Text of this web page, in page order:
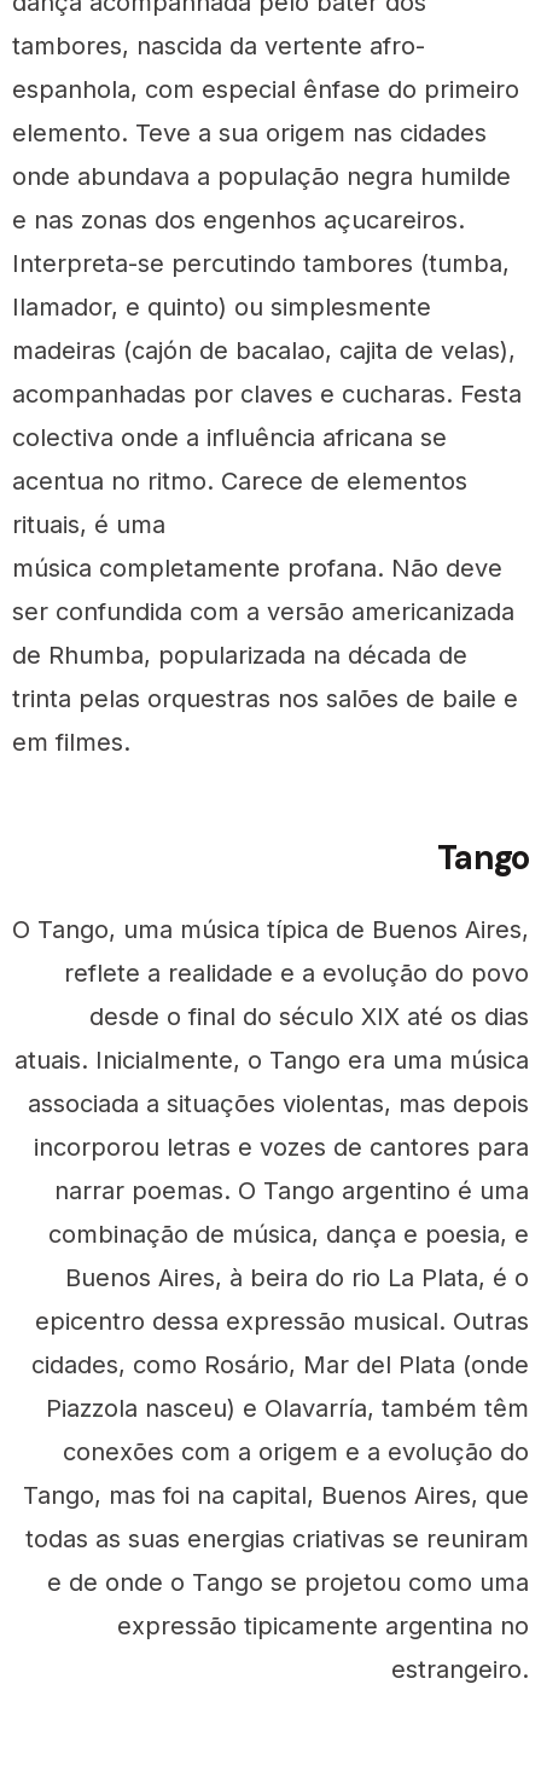
tambores, nascida da vertente afro-
espanhola, com especial ênfase do primeiro
elemento. Teve a sua origem nas cidades
onde abundava a população negra humilde
e nas zonas dos engenhos açucareiros.
Interpreta-se percutindo tambores (tumba,
Ilamador, e quinto) ou simplesmente
madeiras (cajón de bacalao, cajita de velas),
acompanhadas por claves e cucharas. Festa
colectiva onde a influência africana se
acentua no ritmo. Carece de elementos
rituais, é uma
música completamente profana. Não deve
ser confundida com a versão americanizada
de Rhumba, popularizada na década de
trinta pelas orquestras nos salões de baile e
em filmes.
Tango
O Tango, uma música típica de Buenos Aires,
reflete a realidade e a evolução do povo
desde o final do século XIX até os dias
atuais. Inicialmente, o Tango era uma música
associada a situações violentas, mas depois
incorporou letras e vozes de cantores para
narrar poemas. O Tango argentino é uma
combinação de música, dança e poesia, e
Buenos Aires, à beira do rio La Plata, é o
epicentro dessa expressão musical. Outras
cidades, como Rosário, Mar del Plata (onde
Piazzola nasceu) e Olavarría, também têm
conexões com a origem e a evolução do
Tango, mas foi na capital, Buenos Aires, que
todas as suas energias criativas se reuniram
e de onde o Tango se projetou como uma
expressão tipicamente argentina no
estrangeiro.